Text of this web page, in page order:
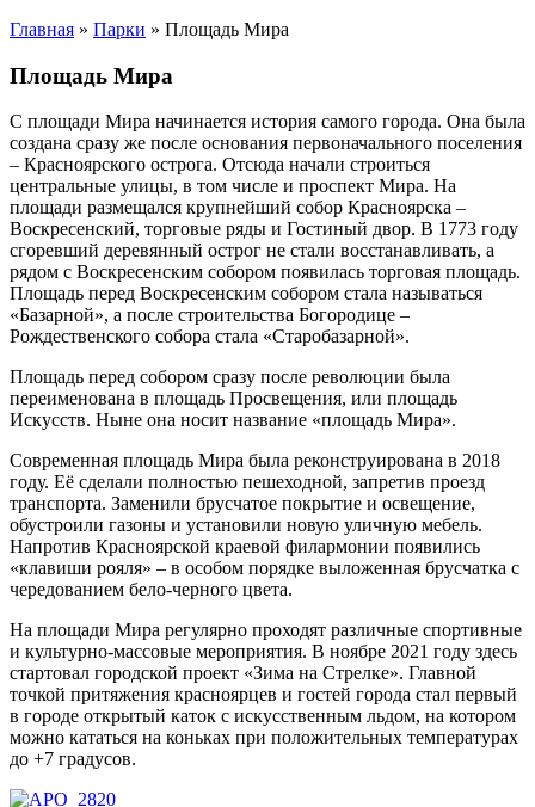
Главная » Парки » Площадь Мира
Площадь Мира
С площади Мира начинается история самого города. Она была
создана сразу же после основания первоначального поселения
‒ Красноярского острога. Отсюда начали строиться
центральные улицы, в том числе и проспект Мира. На
площади размещался крупнейший собор Красноярска ‒
Воскресенский, торговые ряды и Гостиный двор. В 1773 году
сгоревший деревянный острог не стали восстанавливать, а
рядом с Воскресенским собором появилась торговая площадь.
Площадь перед Воскресенским собором стала называться
«Базарной», а после строительства Богородице –
Рождественского собора стала «Старобазарной».
Площадь перед собором сразу после революции была
переименована в площадь Просвещения, или площадь
Искусств. Ныне она носит название «площадь Мира».
Современная площадь Мира была реконструирована в 2018
году. Её сделали полностью пешеходной, запретив проезд
транспорта. Заменили брусчатое покрытие и освещение,
обустроили газоны и установили новую уличную мебель.
Напротив Красноярской краевой филармонии появились
«клавиши рояля» – в особом порядке выложенная брусчатка с
чередованием бело-черного цвета.
На площади Мира регулярно проходят различные спортивные
и культурно-массовые мероприятия. В ноябре 2021 году здесь
стартовал городской проект «Зима на Стрелке». Главной
точкой притяжения красноярцев и гостей города стал первый
в городе открытый каток с искусственным льдом, на котором
можно кататься на коньках при положительных температурах
до +7 градусов.